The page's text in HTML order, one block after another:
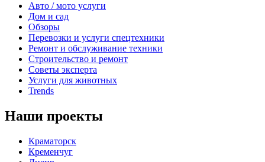
Авто / мото услуги
Дом и сад
Обзоры
Перевозки и услуги спецтехники
Ремонт и обслуживание техники
Строительство и ремонт
Советы эксперта
Услуги для животных
Trends
Наши проекты
Краматорск
Кременчуг